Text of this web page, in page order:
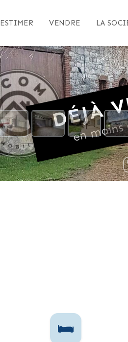
ESTIMER VENDRE LA
DÉJÀ
en